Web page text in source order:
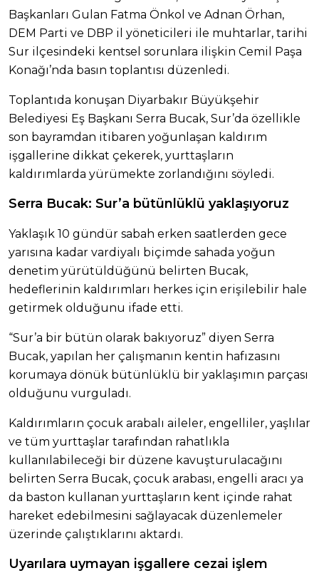
Başkanları Gulan Fatma Önkol ve Adnan Örhan,
DEM Parti ve DBP il yöneticileri ile muhtarlar, tarihi
Sur ilçesindeki kentsel sorunlara ilişkin Cemil Paşa
Konağı’nda basın toplantısı düzenledi.
Toplantıda konuşan Diyarbakır Büyükşehir
Belediyesi Eş Başkanı Serra Bucak, Sur’da özellikle
son bayramdan itibaren yoğunlaşan kaldırım
işgallerine dikkat çekerek, yurttaşların
kaldırımlarda yürümekte zorlandığını söyledi.
Serra Bucak: Sur’a bütünlüklü yaklaşıyoruz
Yaklaşık 10 gündür sabah erken saatlerden gece
yarısına kadar vardiyalı biçimde sahada yoğun
denetim yürütüldüğünü belirten Bucak,
hedeflerinin kaldırımları herkes için erişilebilir hale
getirmek olduğunu ifade etti.
“Sur’a bir bütün olarak bakıyoruz” diyen Serra
Bucak, yapılan her çalışmanın kentin hafızasını
korumaya dönük bütünlüklü bir yaklaşımın parçası
olduğunu vurguladı.
Kaldırımların çocuk arabalı aileler, engelliler, yaşlılar
ve tüm yurttaşlar tarafından rahatlıkla
kullanılabileceği bir düzene kavuşturulacağını
belirten Serra Bucak, çocuk arabası, engelli aracı ya
da baston kullanan yurttaşların kent içinde rahat
hareket edebilmesini sağlayacak düzenlemeler
üzerinde çalıştıklarını aktardı.
Uyarılara uymayan işgallere cezai işlem